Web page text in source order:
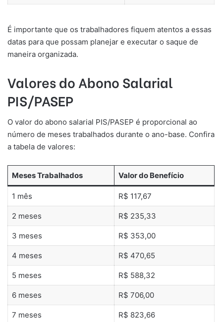
É importante que os trabalhadores fiquem atentos a essas
datas para que possam planejar e executar o saque de
maneira organizada.
Valores do Abono Salarial
PIS/PASEP
O valor do abono salarial PIS/PASEP é proporcional ao
número de meses trabalhados durante o ano-base. Confira
a tabela de valores:
Meses Trabalhados Valor do Benefício
1 mês R$ 117,67
2 meses R$ 235,33
3 meses R$ 353,00
4 meses R$ 470,65
5 meses R$ 588,32
6 meses R$ 706,00
7 meses R$ 823,66